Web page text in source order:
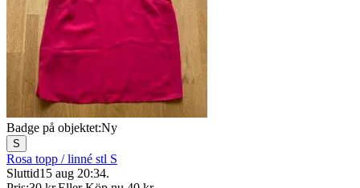
Badge på objektet:Ny
S
Rosa topp / linné stl S
Sluttid15 aug 20:34.